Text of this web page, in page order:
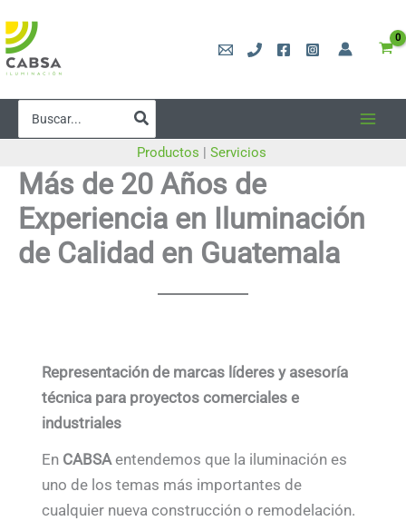
al
contenido
por:
Productos | Servicios
Más de 20 Años de
Experiencia en Iluminación
de Calidad en Guatemala
Representación de marcas líderes y asesoría
técnica para proyectos comerciales e
industriales
En CABSAentendemos que la iluminación es
uno de los temas más importantes de
cualquier nueva construcción o remodelación.